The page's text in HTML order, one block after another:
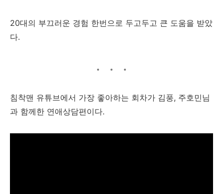
20대의 부끄러운 경험 한번으로 두고두고 큰 도움을 받았
다.
침착맨 유튜브에서 가장 좋아하는 회차가 김풍, 주호민님
과 함께한 연애상담편이다.